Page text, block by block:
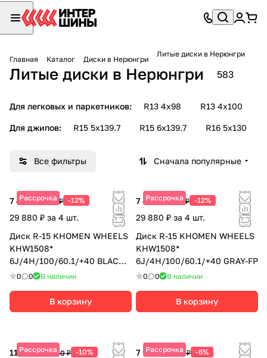
Главная Каталог Диски в Нерюнгри
Литые диски в Нерюнгри
Литые диски в Нерюнгри 583
Для легковых и паркетников: R13 4х98 R13 4х100
Для джипов: R15 5х139.7 R15 6х139.7 R16 5х130
Все фильтры Сначала популярные
Рассрочка
7 470 ₽8 490 ₽ -12%
29 880 ₽ за 4 шт.
Диск R-15 KHOMEN WHEELS
KHW1508*
6J/4H/100/60.1/+40 BLACK-
FP0 0 В наличии
В корзину
Рассрочка
7 470 ₽8 490 ₽ -12%
29 880 ₽ за 4 шт.
Диск R-15 KHOMEN WHEELS
KHW1508*
6J/4H/100/60.1/+40 GRAY-FP
0 0 В наличии
В корзину
Рассрочка
11 025 ₽12 250 ₽ -10% Рассрочка
7 980 ₽8 490 ₽ -6%